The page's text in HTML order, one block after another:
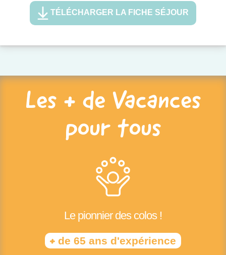
TÉLÉCHARGER LA FICHE SÉJOUR
Les + de Vacances
pour tous
Le pionnier des colos !
+ de 65 ans d'expérience